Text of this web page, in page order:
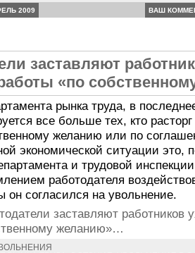
2009 ВАШ
заставляют
«по
рынка труда, в
все больше тех, кто
желанию или по
экономической ситуации это,
и трудовой
работодателя
он согласился на увольнение.
заставляют работников
желанию»…